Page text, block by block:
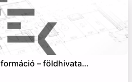
– földhivata…